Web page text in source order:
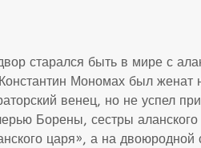
старался быть в мире с
Мономах был
венец, но не успел
Борены, сестры
царя», а на